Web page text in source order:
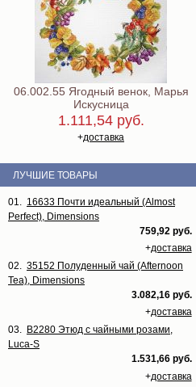
06.002.55 Ягодный венок, Марья
Искусница
1.111,54 руб.
+доставка
ЛУЧШИЕ ТОВАРЫ
01. 16633 Почти идеальный (Almost
Perfect), Dimensions
759,92 руб.
+доставка
02. 35152 Полуденный чай (Afternoon
Tea), Dimensions
3.082,16 руб.
+доставка
03. B2280 Этюд с чайными розами,
Luca-S
1.531,66 руб.
+доставка